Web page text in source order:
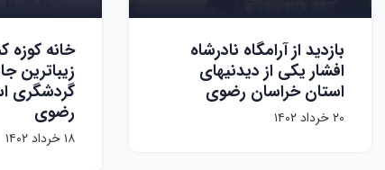
بازدید از آرامگاه نادرشاه
افشار یکی از دیدنیهای
استان خراسان رضوی
۲۰ خرداد ۱۴۰۲
خانه کوزه
زیباترین
گردشگری
رضوی
۱۸ خرداد ۱۴۰۲